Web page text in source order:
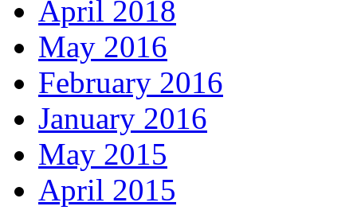
April 2018
May 2016
February 2016
January 2016
May 2015
April 2015